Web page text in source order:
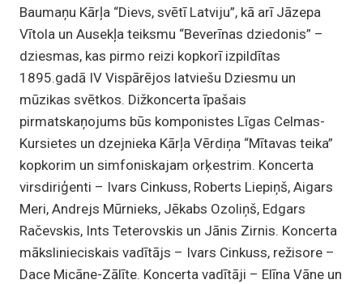
Baumaņu Kārļa “Dievs, svētī Latviju”, kā arī Jāzepa
Vītola un Ausekļa teiksmu “Beverīnas dziedonis” –
dziesmas, kas pirmo reizi kopkorī izpildītas
1895.gadā IV Vispārējos latviešu Dziesmu un
mūzikas svētkos. Dižkoncerta īpašais
pirmatskaņojums būs komponistes Līgas Celmas-
Kursietes un dzejnieka Kārļa Vērdiņa “Mītavas teika”
kopkorim un simfoniskajam orķestrim. Koncerta
virsdiriģenti – Ivars Cinkuss, Roberts Liepiņš, Aigars
Meri, Andrejs Mūrnieks, Jēkabs Ozoliņš, Edgars
Račevskis, Ints Teterovskis un Jānis Zirnis. Koncerta
mākslinieciskais vadītājs – Ivars Cinkuss, režisore –
Dace Micāne-Zālīte. Koncerta vadītāji – Elīna Vāne un